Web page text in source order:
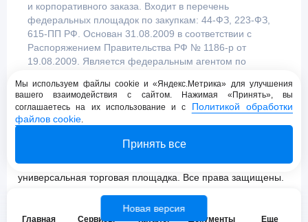
Главная Сервисы Документы Еще
и корпоративного заказа. Входит в перечень
федеральных площадок по закупкам: 44-ФЗ, 223-ФЗ,
615-ПП РФ. Основан 31.08.2009 в соответствии с
Распоряжением Правительства РФ № 1186-р от
19.08.2009. Является федеральным агентом по
Правительством Российской Федерации.
Политика конфиденциальности
© 2009 - 2026 АО «Российский аукционный дом»
универсальная торговая площадка. Все права защищены.
Мы используем файлы cookie и «Яндекс.Метрика» для улучшения
вашего взаимодействия с сайтом. Нажимая «Принять», вы
соглашаетесь на их использование и с Политикой обработки
файлов cookie.
Принять все
Новая версия